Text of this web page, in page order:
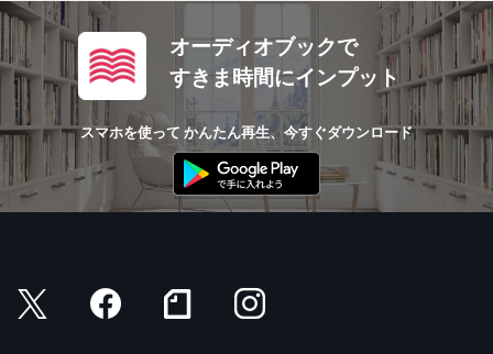
オーディオブックで
すきま時間にインプット
スマホを使って かんたん再生、今すぐダウンロード